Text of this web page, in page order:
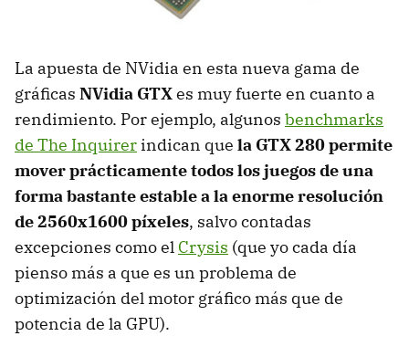
La apuesta de NVidia en esta nueva gama de
gráficas NVidia GTXes muy fuerte en cuanto a
rendimiento. Por ejemplo, algunos benchmarks
de The Inquirer indican que la GTX 280 permite
mover prácticamente todos los juegos de una
forma bastante estable a la enorme resolución
de 2560x1600 píxeles, salvo contadas
excepciones como el Crysis (que yo cada día
pienso más a que es un problema de
optimización del motor gráfico más que de
potencia de la GPU).